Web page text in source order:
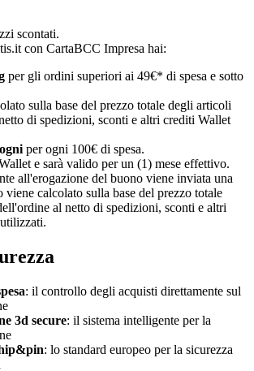
scontati.
con CartaBCC Impresa hai:
per gli ordini superiori ai 49€* di spesa e sotto
sulla base del prezzo totale degli articoli
di spedizioni, sconti e altri crediti Wallet
per ogni 100€ di spesa.
e sarà valido per un (1) mese effettivo.
all'erogazione del buono viene inviata una
calcolato sulla base del prezzo totale
al netto di spedizioni, sconti e altri
: il controllo degli acquisti direttamente sul
3d secure: il sistema intelligente per la
: lo standard europeo per la sicurezza